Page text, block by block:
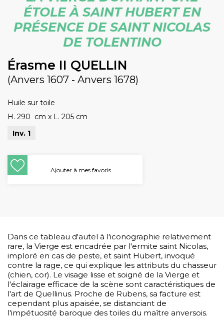
ÉTOLE À SAINT HUBERT EN
PRÉSENCE DE SAINT NICOLAS
DE TOLENTINO
Érasme II QUELLIN
(Anvers 1607 - Anvers 1678)
Huile sur toile
H. 290 cm x L. 205 cm
Inv. 1
Ajouter à mes favoris
Dans ce tableau d'autel à l'iconographie relativement
rare, la Vierge est encadrée par l'ermite saint Nicolas,
imploré en cas de peste, et saint Hubert, invoqué
contre la rage, ce qui explique les attributs du chasseur
(chien, cor). Le visage lisse et soigné de la Vierge et
l'éclairage efficace de la scène sont caractéristiques de
l'art de Quellinus. Proche de Rubens, sa facture est
cependant plus apaisée, se distanciant de
l'impétuosité baroque des toiles du maître anversois.